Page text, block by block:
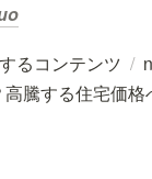
るコンテンツ /
騰する住宅価格